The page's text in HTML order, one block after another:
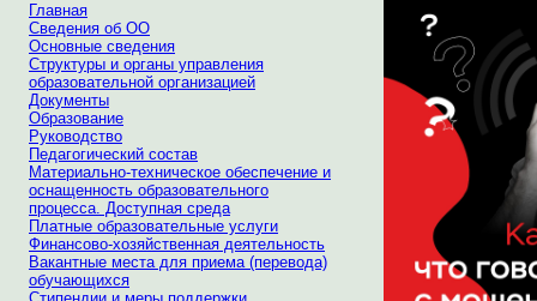
Главная
Сведения об ОО
Основные сведения
Структуры и органы управления
образовательной организацией
Документы
Образование
Руководство
Педагогический состав
Материально-техническое обеспечение и
оснащенность образовательного
процесса. Доступная среда
Платные образовательные услуги
Финансово-хозяйственная деятельность
Вакантные места для приема (перевода)
обучающихся